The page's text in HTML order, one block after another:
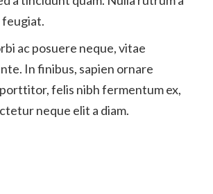
feugiat.
ac posuere neque, vitae
In finibus, sapien ornare
felis nibh fermentum ex,
neque elit a diam.